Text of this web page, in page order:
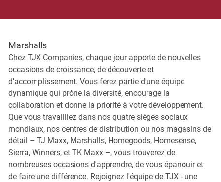
Marshalls
Chez TJX Companies, chaque jour apporte de nouvelles
occasions de croissance, de découverte et
d'accomplissement. Vous ferez partie d'une équipe
dynamique qui prône la diversité, encourage la
collaboration et donne la priorité à votre développement.
Que vous travailliez dans nos quatre sièges sociaux
mondiaux, nos centres de distribution ou nos magasins de
détail – TJ Maxx, Marshalls, Homegoods, Homesense,
Sierra, Winners, et TK Maxx –, vous trouverez de
nombreuses occasions d'apprendre, de vous épanouir et
de faire une différence. Rejoignez l'équipe de TJX - une